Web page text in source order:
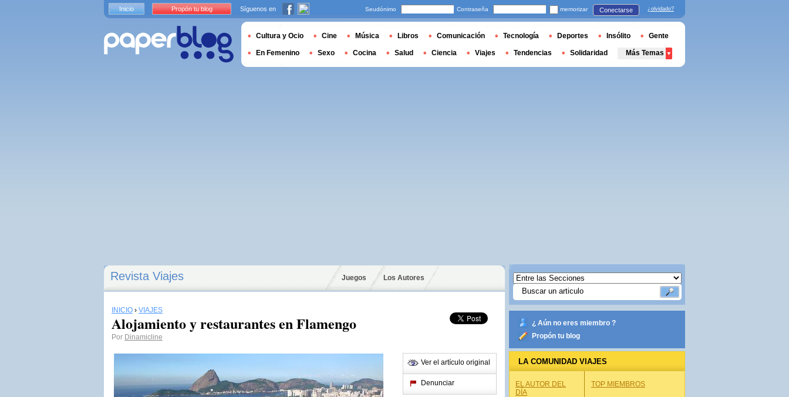
Revista Viajes Juegos Los Autores
INICIO › VIAJES
Alojamiento y restaurantes en Flamengo
Por Dinamicline
Ver el artículo original
Denunciar
¿ Aún no eres miembro ?
Propón tu blog
LA COMUNIDAD VIAJES
EL AUTOR DEL
DÍA
TOP MIEMBROS
Inicio Propón tu blog Síguenos en Seudónimo Contraseña memorizar Conectarse ¿olvidado?
Cultura y Ocio Cine Música Libros Comunicación Tecnología Deportes Insólito Gente
En Femenino Sexo Cocina Salud Ciencia Viajes Tendencias Solidaridad Más Temas